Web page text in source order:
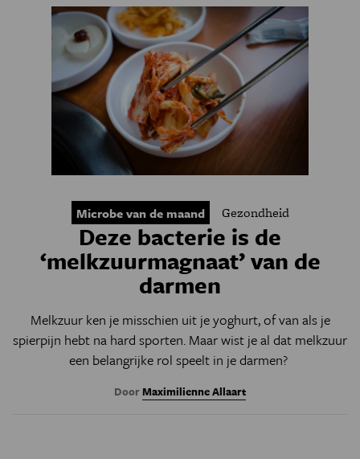
Microbe van de maand Gezondheid
Deze bacterie is de
‘melkzuurmagnaat’ van de
darmen
Melkzuur ken je misschien uit je yoghurt, of van als je
spierpijn hebt na hard sporten. Maar wist je al dat melkzuur
een belangrijke rol speelt in je darmen?
DoorMaximilienne Allaart